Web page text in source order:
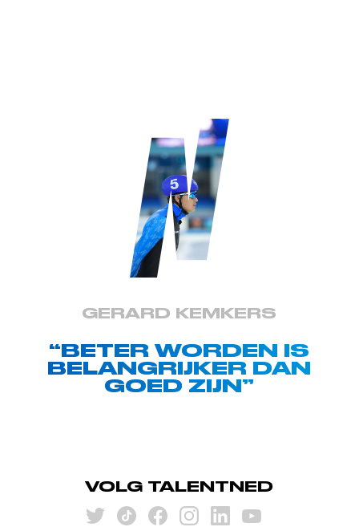
GERARD KEMKERS
“BETER WORDEN IS
BELANGRIJKER DAN
GOED ZIJN”
VOLG TALENTNED